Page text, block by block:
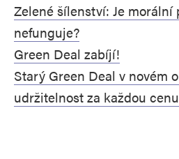
Zelené šílenství: Je morální
nefunguje?
Green Deal zabíjí!
Starý Green Deal v novém
udržitelnost za každou